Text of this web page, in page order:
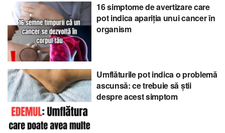
16 simptome de avertizare care
pot indica apariția unui cancer în
organism
Umflăturile pot indica o problemă
ascunsă: ce trebuie să știi
despre acest simptom